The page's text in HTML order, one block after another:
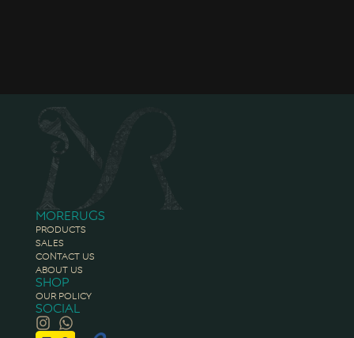
Morerugs
Products
Sales
Contact Us
About Us
Shop
Our Policy
Social